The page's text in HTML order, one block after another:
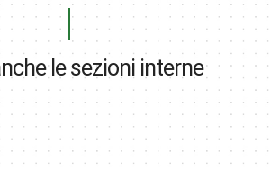
le sezioni interne